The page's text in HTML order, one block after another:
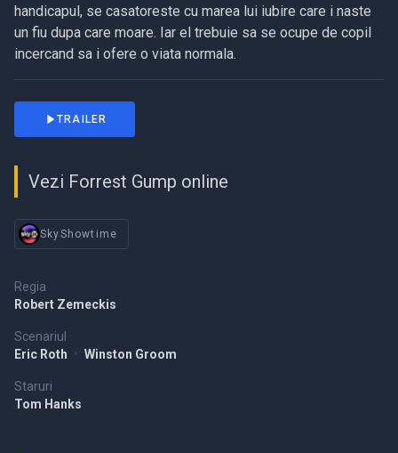
handicapul, se casatoreste cu marea lui iubire care i naste
un fiu dupa care moare. Iar el trebuie sa se ocupe de copil
incercand sa i ofere o viata normala.
Regia
Robert Zemeckis
Scenariul
Eric Roth • Winston Groom
Staruri
Tom Hanks
TRAILER
Vezi Forrest Gump online
SkyShowtime